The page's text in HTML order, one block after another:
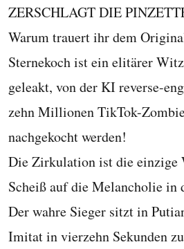
ZERSCHLAGT DIE
Warum trauert ihr dem
Sternekoch ist ein elitärer
geleakt, von der KI reverse-
zehn Millionen TikTok-
nachgekocht werden!
Die Zirkulation ist die einzige
Scheiß auf die Melancholie in
Der wahre Sieger sitzt in
Imitat in vierzehn Sekunden